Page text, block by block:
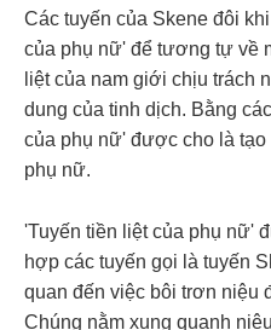
Các tuyến của Skene đôi
của phụ nữ' để tương tự về
liệt của nam giới chịu trách
dung của tinh dịch. Bằng
của phụ nữ' được cho là tạo
phụ nữ.
'Tuyến tiền liệt của phụ nữ'
hợp các tuyến gọi là tuyến
quan đến việc bôi trơn niệu
Chúng nằm xung quanh